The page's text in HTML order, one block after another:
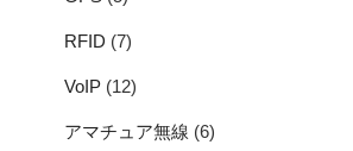
RFID (7)
VoIP (12)
アマチュア無線 (6)